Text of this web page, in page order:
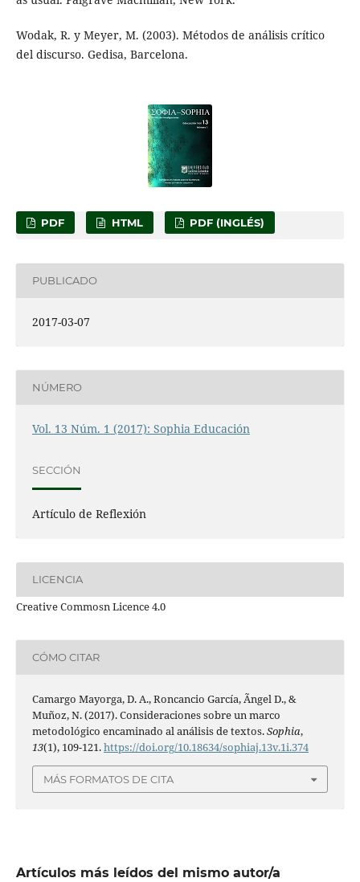
Wodak, R. y Meyer, M. (2003). Métodos de análisis crítico
del discurso. Gedisa, Barcelona.
PDF HTML PDF (INGLÉS)
PUBLICADO
2017-03-07
NÚMERO
Vol. 13 Núm. 1 (2017): Sophia Educación
SECCIÓN
Artículo de Reflexión
LICENCIA
Creative Commosn Licence 4.0
CÓMO CITAR
Camargo Mayorga, D. A., Roncancio García, Ãngel D., &
Muñoz, N. (2017). Consideraciones sobre un marco
metodológico encaminado al análisis de textos.Sophia,
13(1), 109-121.https://doi.org/10.18634/sophiaj.13v.1i.374
MÁS FORMATOS DE CITA
Artículos más leídos del mismo autor/a